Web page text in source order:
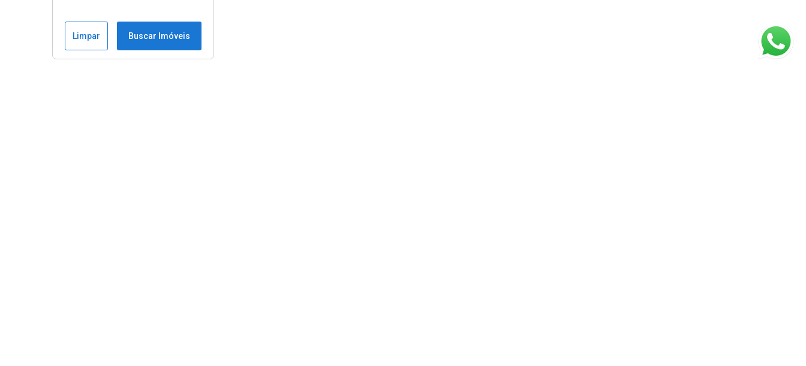
Limpar Buscar Imóveis